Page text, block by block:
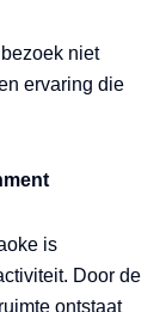
niet
ervaring die
is
Door de
ontstaat